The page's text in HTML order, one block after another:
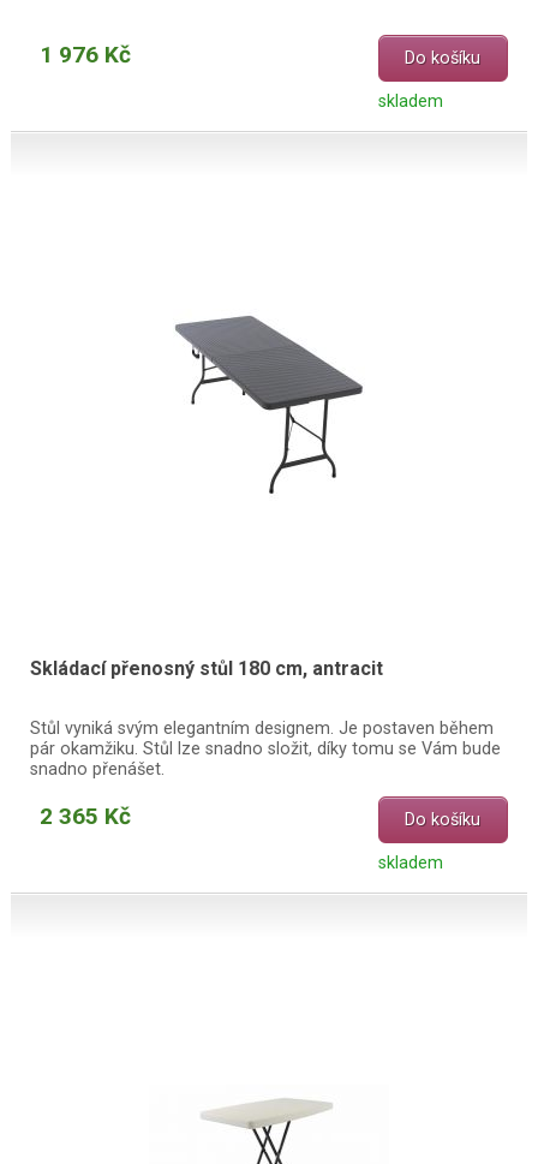
1 976 Kč Do košíku
skladem
Skládací přenosný stůl 180 cm, antracit
Stůl vyniká svým elegantním designem. Je postaven během
pár okamžiku. Stůl lze snadno složit, díky tomu se Vám bude
snadno přenášet.
2 365 Kč Do košíku
skladem